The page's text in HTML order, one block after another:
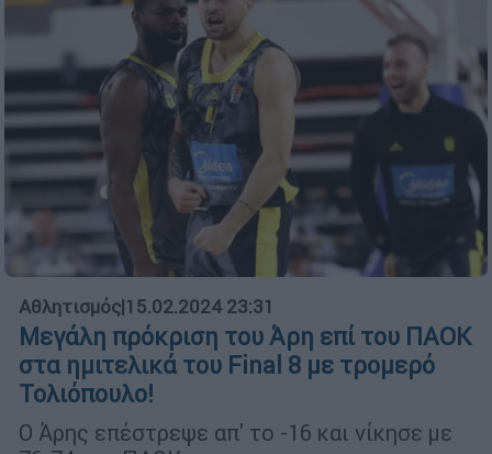
Αθλητισμός|15.02.2024 23:31
Μεγάλη πρόκριση του Άρη επί του ΠΑΟΚ
στα ημιτελικά του Final 8 με τρομερό
Τολιόπουλο!
Ο Άρης επέστρεψε απ' το -16 και νίκησε με